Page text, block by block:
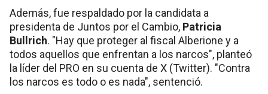
Además, fue respaldado por la candidata a
presidenta de Juntos por el Cambio, Patricia
Bullrich. "Hay que proteger al fiscal Alberione y a
todos aquellos que enfrentan a los narcos", planteó
la líder del PRO en su cuenta de X (Twitter). "Contra
los narcos es todo o es nada", sentenció.